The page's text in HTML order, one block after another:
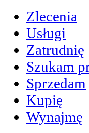
Zlecenia
Usługi
Zatrudnię
Szukam
Sprzedam
Kupię
Wynajmę